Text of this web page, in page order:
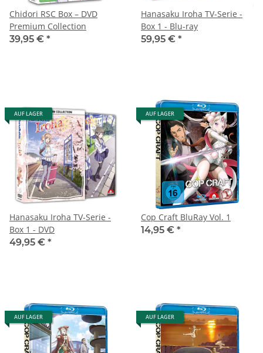
Chidori RSC Box – DVD
Premium Collection
39,95 € *
Hanasaku Iroha TV-Serie -
Box 1 - Blu-ray
59,95 € *
AUF LAGER
Hanasaku Iroha TV-Serie -
Box 1 - DVD
49,95 € *
AUF LAGER
Cop Craft BluRay Vol. 1
14,95 € *
AUF LAGER AUF LAGER